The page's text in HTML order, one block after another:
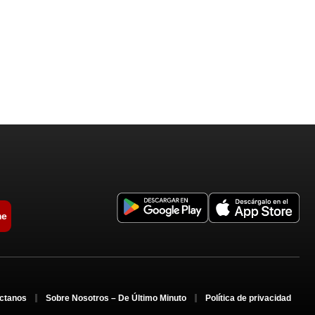
Sobre Nosotros – De Último Minuto Política de privacidad